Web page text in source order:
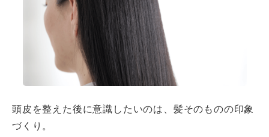
頭皮を整えた後に意識したいのは、髪そのものの印象
づくり。